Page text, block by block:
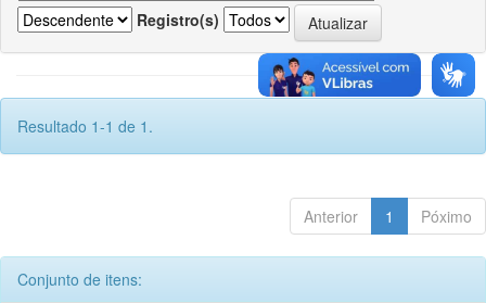
Registro(s)
Resultado 1-1 de 1.
Anterior 1 Póximo
Conjunto de itens: